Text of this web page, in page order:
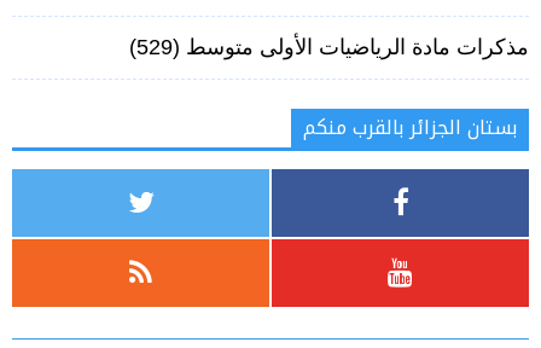
مذكرات مادة الرياضيات الأولى متوسط(529)
بستان الجزائر بالقرب منكم